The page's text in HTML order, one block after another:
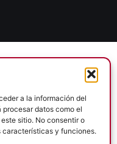
a la información del
datos como el
sitio. No consentir o
y funciones.